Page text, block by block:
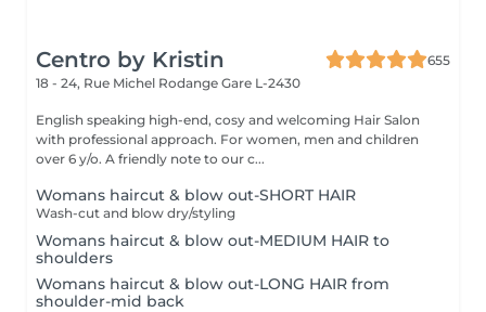
Centro by Kristin
655
18 - 24, Rue Michel Rodange Gare L-2430
English speaking high-end, cosy and welcoming Hair Salon
with professional approach. For women, men and children
over 6 y/o. A friendly note to our c...
Womans haircut & blow out-SHORT HAIR
Wash-cut and blow dry/styling
Womans haircut & blow out-MEDIUM HAIR to
shoulders
Womans haircut & blow out-LONG HAIR from
shoulder-mid back